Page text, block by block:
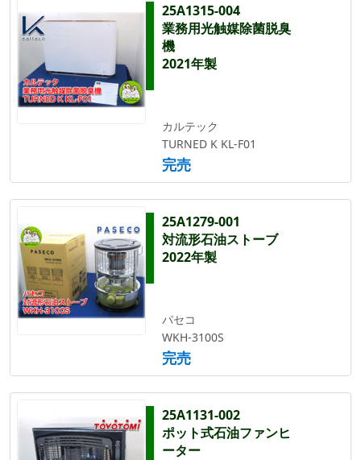
25A1315-004
業務用光触媒除菌脱臭
機
2021年製
カルテック
TURNED K KL-F01
完売
25A1279-001
対流形石油ストーブ
2022年製
パセコ
WKH-3100S
完売
25A1131-002
ポット式石油ファンヒ
ーター